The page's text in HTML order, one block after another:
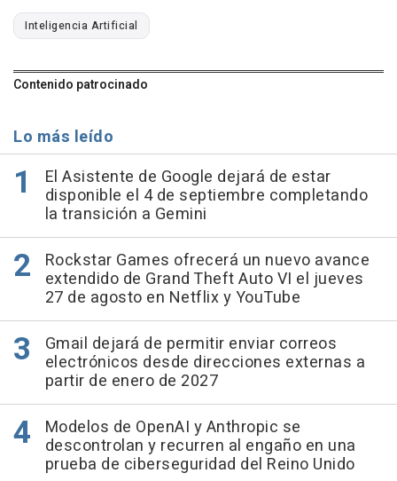
Inteligencia Artificial
Contenido patrocinado
Lo más leído
El Asistente de Google dejará de estar
disponible el 4 de septiembre completando
la transición a Gemini
Rockstar Games ofrecerá un nuevo avance
extendido de Grand Theft Auto VI el jueves
27 de agosto en Netflix y YouTube
Gmail dejará de permitir enviar correos
electrónicos desde direcciones externas a
partir de enero de 2027
Modelos de OpenAI y Anthropic se
descontrolan y recurren al engaño en una
prueba de ciberseguridad del Reino Unido